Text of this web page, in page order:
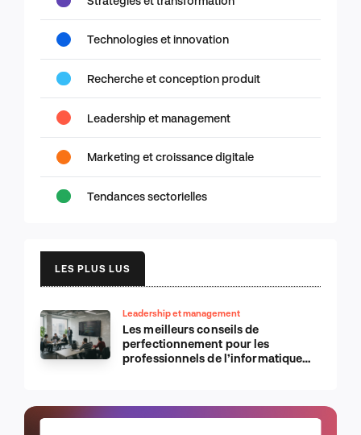
Technologies et innovation
Recherche et conception produit
Leadership et management
Marketing et croissance digitale
Tendances sectorielles
LES PLUS LUS
Leadership et management
Les meilleurs conseils de
perfectionnement pour les
professionnels de l’informatique